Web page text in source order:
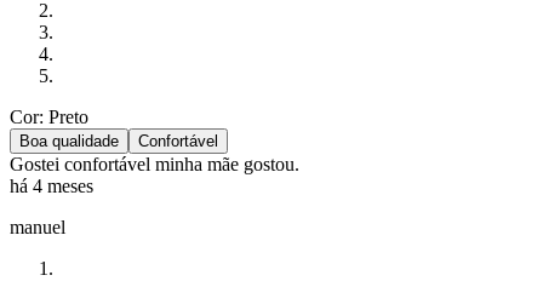
Cor: Preto
Boa qualidade Confortável
Gostei confortável minha mãe gostou.
há 4 meses
manuel